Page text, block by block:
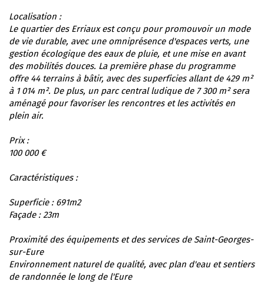
Localisation :
Le quartier des Erriaux est conçu pour promouvoir un mode
de vie durable, avec une omniprésence d'espaces verts, une
gestion écologique des eaux de pluie, et une mise en avant
des mobilités douces. La première phase du programme
offre 44 terrains à bâtir, avec des superficies allant de 429 m²
à 1 014 m². De plus, un parc central ludique de 7 300 m² sera
aménagé pour favoriser les rencontres et les activités en
plein air.
Prix :
100 000 €
Caractéristiques :
Superficie : 691m2
Façade : 23m
Proximité des équipements et des services de Saint-Georges-
sur-Eure
Environnement naturel de qualité, avec plan d'eau et sentiers
de randonnée le long de l'Eure